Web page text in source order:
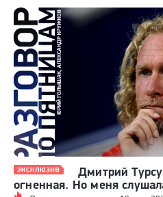
Дмитрий
огненная. Но меня